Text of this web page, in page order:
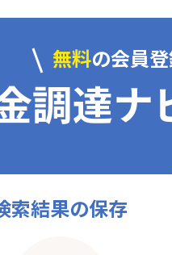
無料の会員
調達ナ
索結果の保存